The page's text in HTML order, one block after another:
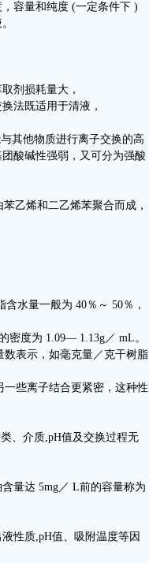
容量和纯度 (一定条件下 )
剂损耗量大，
法既适用于清液，
其他物质进行离子交换的高
酸碱性强弱，又可分为强酸
乙烯和二乙烯苯聚合而成，
水量一般为 40％～ 50％，
密度为 1.09— 1.13g／ mL。
表示，如毫克量／克干树脂
些离子结合更紧密，这种性
、介质,pH值及交换过程无
量达 5mg／ L前的容量称为
性质,pH值、吸附温度等因